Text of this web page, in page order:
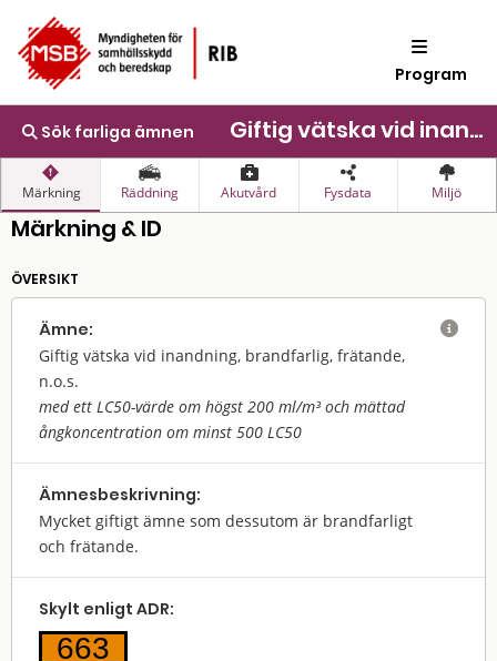
Program
Sök farliga ämnen Giftig vätska vid inandning, brandfarlig, frätande, n.o.s.
Märkning Räddning Akutvård Fysdata Miljö
Märkning & ID
ÖVERSIKT
Ämne:
Giftig vätska vid inandning, brandfarlig, frätande,
n.o.s.
med ett LC50-värde om högst 200 ml/m³ och mättad
ångkoncentration om minst 500 LC50

Ämnes­beskrivning:
Mycket giftigt ämne som dessutom är brandfarligt
och frätande.
Skylt enligt ADR:
663